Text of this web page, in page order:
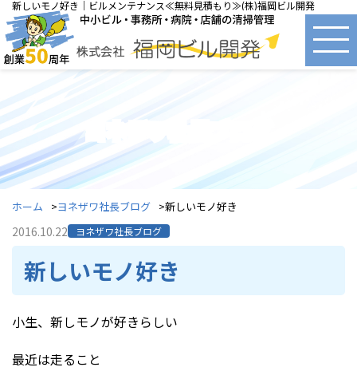
新しいモノ好き｜ビルメンテナンス≪無料見積もり≫(株)福岡ビル開発
ヨネザワ社長ブログ
ホーム ヨネザワ社長ブログ 新しいモノ好き
2016.10.22 ヨネザワ社長ブログ
新しいモノ好き
小生、新しモノが好きらしい
最近は走ること